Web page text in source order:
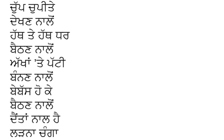
ਚੁੱਪ ਚੁਪੀਤੇ
ਦੇਖਣ ਨਾਲੋਂ
ਹੱਥ ਤੇ ਹੱਥ ਧਰ
ਬੈਠਣ ਨਾਲੋਂ
ਅੱਖਾਂ ’ਤੇ ਪੱਟੀ
ਬੰਨਣ ਨਾਲੋਂ
ਬੇਬੱਸ ਹੋ ਕੇ
ਬੈਠਣ ਨਾਲੋਂ
ਦੈਂਤਾਂ ਨਾਲ ਹੈ
ਲੜਨਾ ਚੰਗਾ